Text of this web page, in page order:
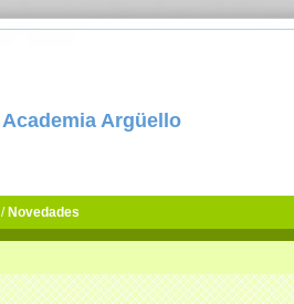
Academia Argüello
/ Novedades